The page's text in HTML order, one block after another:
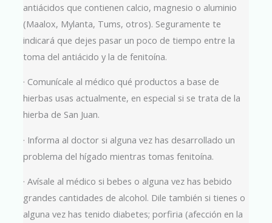
antiácidos que contienen calcio, magnesio o aluminio
(Maalox, Mylanta, Tums, otros). Seguramente te
indicará que dejes pasar un poco de tiempo entre la
toma del antiácido y la de fenitoína.
· Comunícale al médico qué productos a base de
hierbas usas actualmente, en especial si se trata de la
hierba de San Juan.
· Informa al doctor si alguna vez has desarrollado un
problema del hígado mientras tomas fenitoína.
· Avísale al médico si bebes o alguna vez has bebido
grandes cantidades de alcohol. Dile también si tienes o
alguna vez has tenido diabetes; porfiria (afección en la